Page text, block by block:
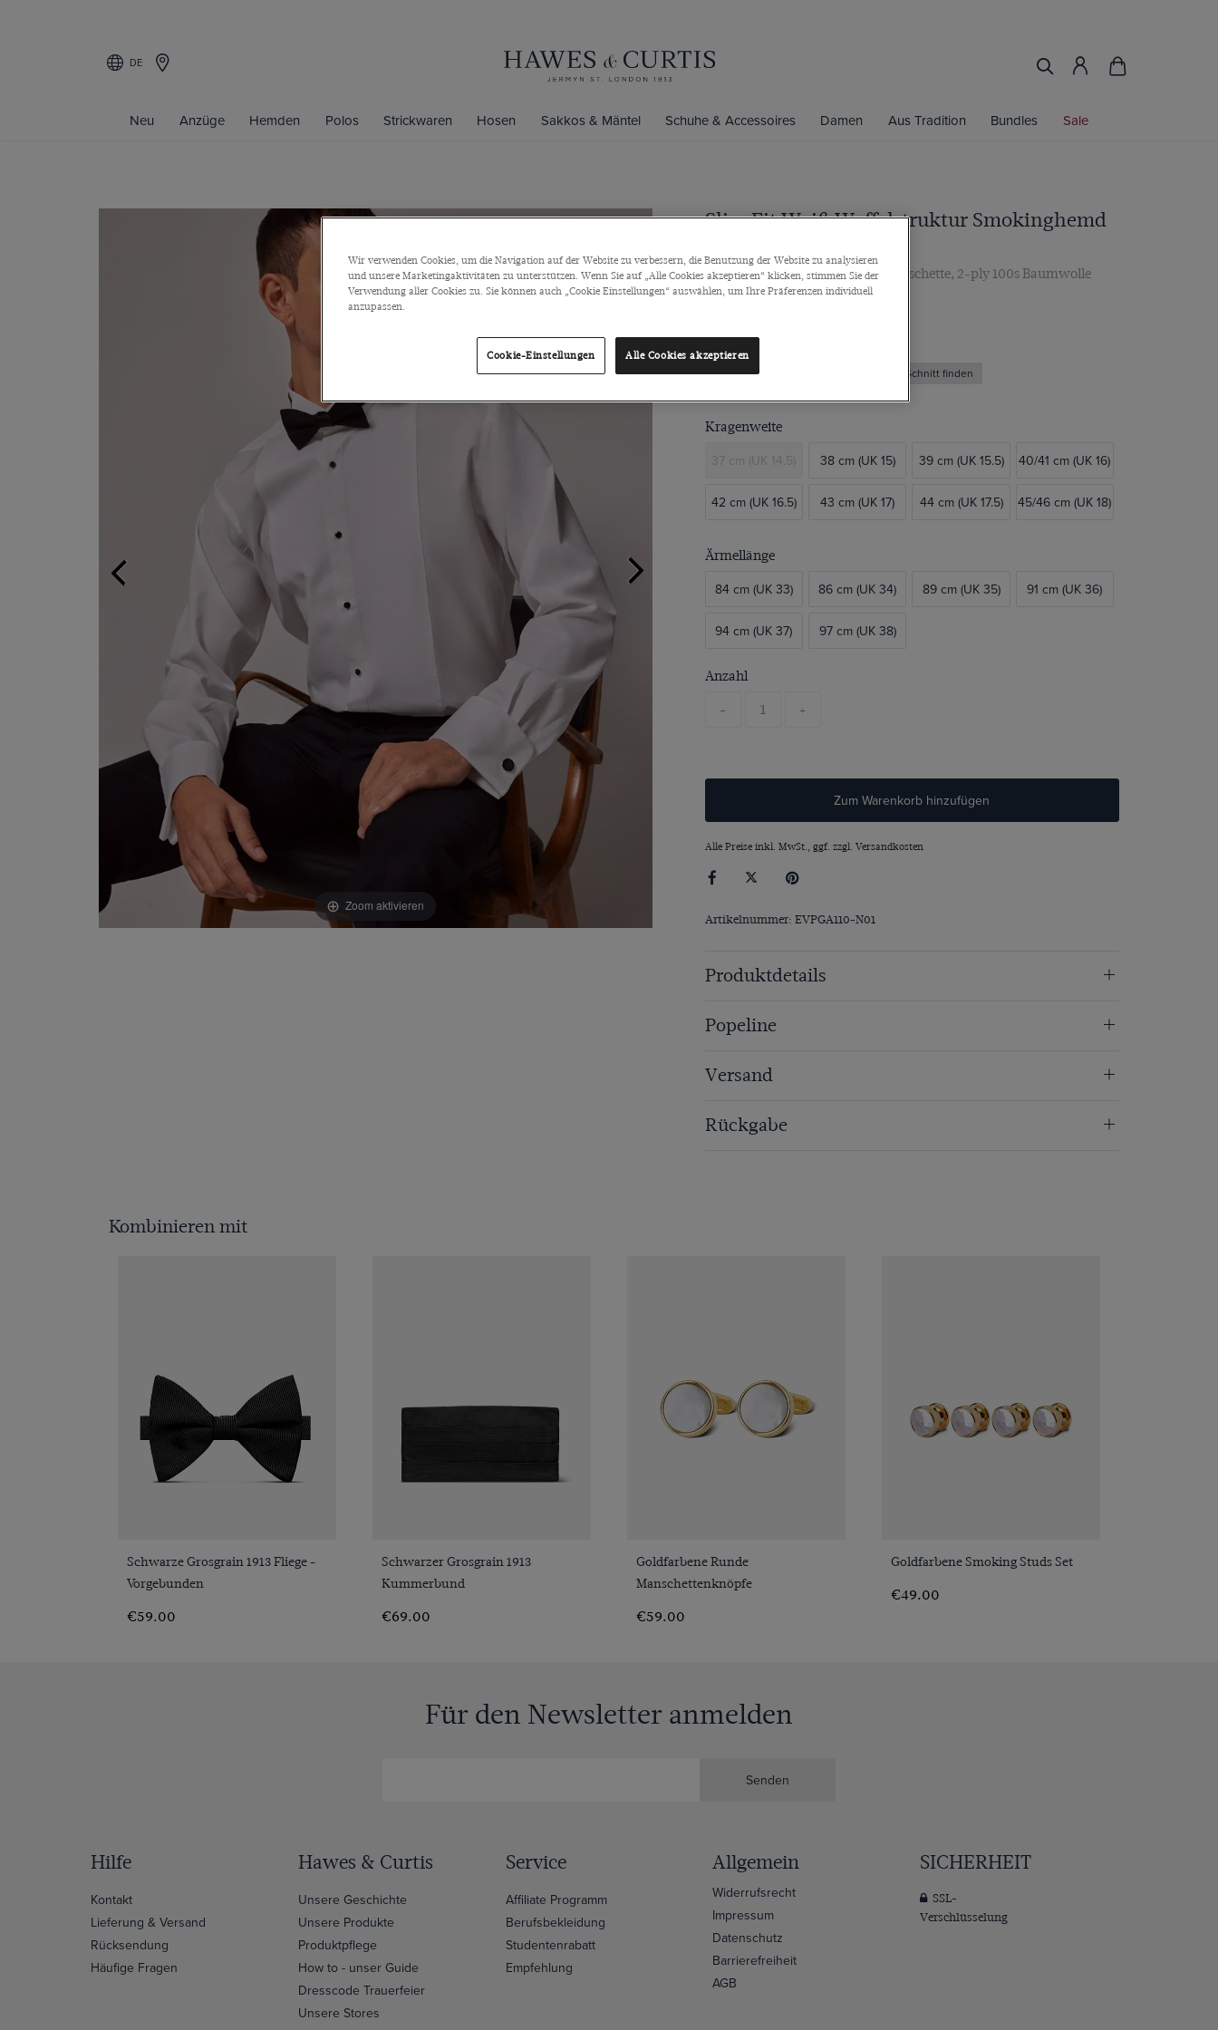
DE
Neu Anzüge Hemden Polos Strickwaren Hosen Sakkos & Mäntel Schuhe & Accessoires Damen Aus Tradition Bundles Sale
Zoom aktivieren
Slim Fit Weiß Waffelstruktur Smokinghemd
Kläppchenkragen, Umschlagmanschette, 2-ply 100s Baumwolle
Grössentabelle Den richtigen Schnitt finden
Kragenweite
37 cm (UK 14.5) 38 cm (UK 15) 39 cm (UK 15.5) 40/41 cm (UK 16)
42 cm (UK 16.5) 43 cm (UK 17) 44 cm (UK 17.5) 45/46 cm (UK 18)
Ärmellänge
84 cm (UK 33) 86 cm (UK 34) 89 cm (UK 35) 91 cm (UK 36)
94 cm (UK 37) 97 cm (UK 38)
Anzahl
- +
Zum Warenkorb hinzufügen
Alle Preise inkl. MwSt., ggf. zzgl. Versandkosten
Artikelnummer: EVPGA110-N01
Produktdetails
Popeline
Versand
Rückgabe
Kombinieren mit
VORSCHAU
Schwarze Grosgrain 1913 Fliege -
Vorgebunden
€59.00
VORSCHAU
Schwarzer Grosgrain 1913
Kummerbund
€69.00
VORSCHAU
Goldfarbene Runde
Manschettenknöpfe
€59.00
VORSCHAU
Goldfarbene Smoking Studs Set
€49.00
Für den Newsletter anmelden
Senden
Hilfe
Kontakt
Lieferung & Versand
Rücksendung
Häufige Fragen
Hawes & Curtis
Unsere Geschichte
Unsere Produkte
Produktpflege
How to - unser Guide
Dresscode Trauerfeier
Unsere Stores
Service
Affiliate Programm
Berufsbekleidung
Studentenrabatt
Empfehlung
Allgemein
Widerrufsrecht
Impressum
Datenschutz
Barrierefreiheit
AGB
SICHERHEIT
SSL-
Verschlüsselung
Wir verwenden Cookies, um die Navigation auf der Website zu verbessern, die Benutzung der Website zu analysieren
und unsere Marketingaktivitäten zu unterstützen. Wenn Sie auf „Alle Cookies akzeptieren“ klicken, stimmen Sie der
Verwendung aller Cookies zu. Sie können auch „Cookie Einstellungen“ auswählen, um Ihre Präferenzen individuell
anzupassen.
Cookie-Einstellungen Alle Cookies akzeptieren